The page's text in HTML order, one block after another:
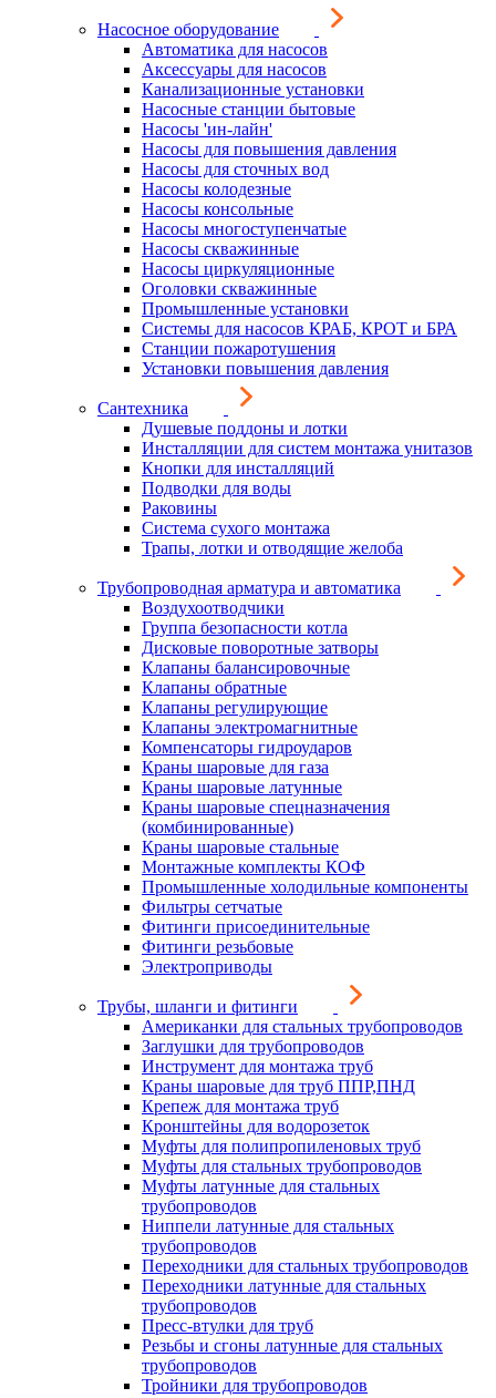
Насосное оборудование
Автоматика для насосов
Аксессуары для насосов
Канализационные установки
Насосные станции бытовые
Насосы 'ин-лайн'
Насосы для повышения давления
Насосы для сточных вод
Насосы колодезные
Насосы консольные
Насосы многоступенчатые
Насосы скважинные
Насосы циркуляционные
Оголовки скважинные
Промышленные установки
Системы для насосов КРАБ, КРОТ и БРА
Станции пожаротушения
Установки повышения давления
Сантехника
Душевые поддоны и лотки
Инсталляции для систем монтажа унитазов
Кнопки для инсталляций
Подводки для воды
Раковины
Система сухого монтажа
Трапы, лотки и отводящие желоба
Трубопроводная арматура и автоматика
Воздухоотводчики
Группа безопасности котла
Дисковые поворотные затворы
Клапаны балансировочные
Клапаны обратные
Клапаны регулирующие
Клапаны электромагнитные
Компенсаторы гидроударов
Краны шаровые для газа
Краны шаровые латунные
Краны шаровые спецназначения
(комбинированные)
Краны шаровые стальные
Монтажные комплекты КОФ
Промышленные холодильные компоненты
Фильтры сетчатые
Фитинги присоединительные
Фитинги резьбовые
Электроприводы
Трубы, шланги и фитинги
Американки для стальных трубопроводов
Заглушки для трубопроводов
Инструмент для монтажа труб
Краны шаровые для труб ППР,ПНД
Крепеж для монтажа труб
Кронштейны для водорозеток
Муфты для полипропиленовых труб
Муфты для стальных трубопроводов
Муфты латунные для стальных
трубопроводов
Ниппели латунные для стальных
трубопроводов
Переходники для стальных трубопроводов
Переходники латунные для стальных
трубопроводов
Пресс-втулки для труб
Резьбы и сгоны латунные для стальных
трубопроводов
Тройники для трубопроводов